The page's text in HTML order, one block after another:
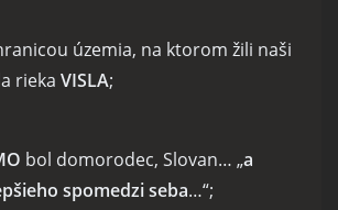
územia, na ktorom žili naši
rieka VISLA;
bol domorodec, Slovan… „a
spomedzi seba…“;